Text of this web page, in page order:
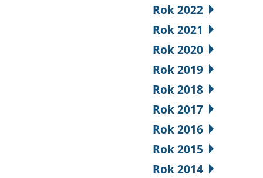
Rok 2022
Rok 2021
Rok 2020
Rok 2019
Rok 2018
Rok 2017
Rok 2016
Rok 2015
Rok 2014